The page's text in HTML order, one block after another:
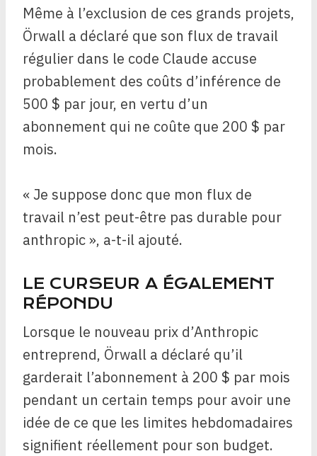
Même à l’exclusion de ces grands projets,
Örwall a déclaré que son flux de travail
régulier dans le code Claude accuse
probablement des coûts d’inférence de
500 $ par jour, en vertu d’un
abonnement qui ne coûte que 200 $ par
mois.
« Je suppose donc que mon flux de
travail n’est peut-être pas durable pour
anthropic », a-t-il ajouté.
LE CURSEUR A ÉGALEMENT
RÉPONDU
Lorsque le nouveau prix d’Anthropic
entreprend, Örwall a déclaré qu’il
garderait l’abonnement à 200 $ par mois
pendant un certain temps pour avoir une
idée de ce que les limites hebdomadaires
signifient réellement pour son budget.